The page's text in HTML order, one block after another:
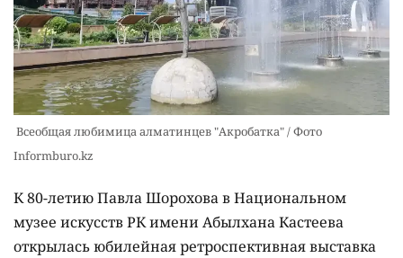
Всеобщая любимица алматинцев "Акробатка" / Фото
Informburo.kz
К 80-летию Павла Шорохова в Национальном
музее искусств РК имени Абылхана Кастеева
открылась юбилейная ретроспективная выставка